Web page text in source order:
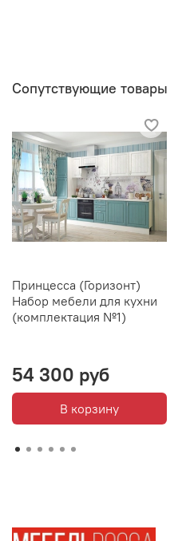
Сопутствующие товары
Принцесса (Горизонт)
Набор мебели для кухни
(комплектация №1)
54 300 руб
В корзину